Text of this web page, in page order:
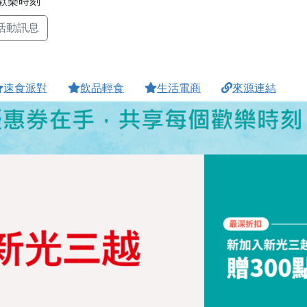
動訊息
速食派對 飲品輕食 生活電商 來源連結